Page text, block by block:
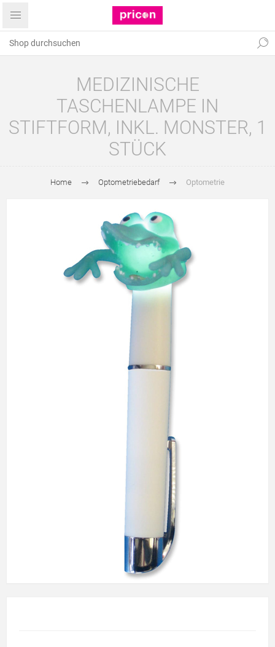
MEDIZINISCHE
TASCHENLAMPE IN
STIFTFORM, INKL. MONSTER, 1
STÜCK
Home Optometriebedarf Optometrie